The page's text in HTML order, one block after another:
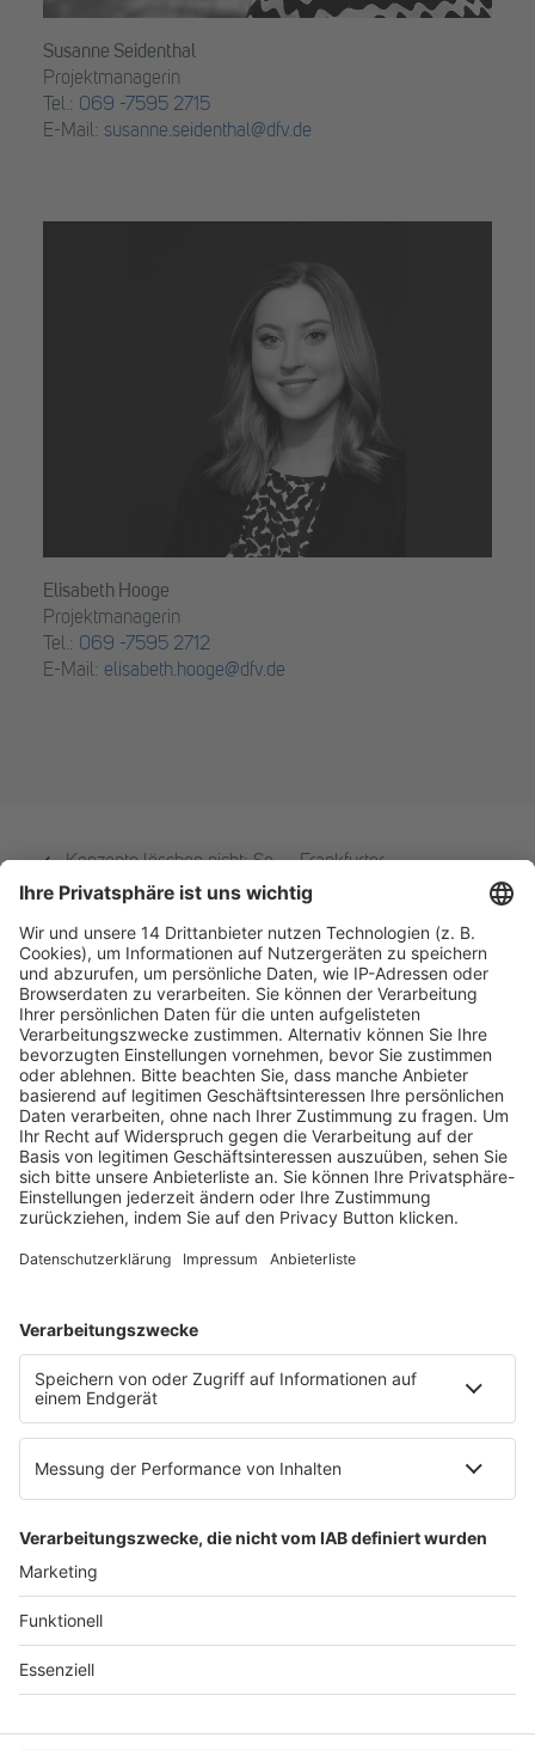
Susanne Seidenthal
Projektmanagerin
Tel.: 069 -7595 2715
E-Mail: susanne.seidenthal@dfv.de
Elisabeth Hooge
Projektmanagerin
Tel.: 069 -7595 2712
E-Mail: elisabeth.hooge@dfv.de
Konzepte löschen nicht: So
geht automatisierte
Frankfurter
Verrechnungspreis-
Fachmedien Recht und Wirtschaft
Ein Fachbereich der
dfv Mediengruppe
Mainzer Landstr. 251
60326 Frankfurt am Main
E-Mail:info@ruw.de
Web:https://www.ruw.de
AGB
Datenschutzerklärung
Genderhinweis
Cookie-Einstellungen